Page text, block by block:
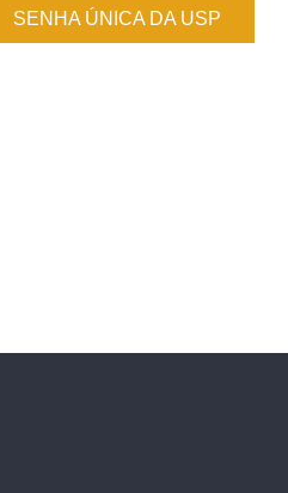
SENHA ÚNICA DA USP